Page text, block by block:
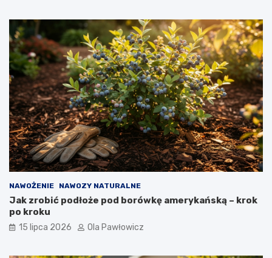
NAWOŻENIE NAWOZY NATURALNE
Jak zrobić podłoże pod borówkę amerykańską – krok
po kroku
15 lipca 2026 Ola Pawłowicz